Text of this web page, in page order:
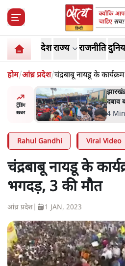
देशराज्य राजनीति
होम/आंध्र प्रदेश/चंद्रबाबू नायडू के
ट्रेंडिंग
ख़बर
अहमद
में बंद
दबाव
4 Min
Rahul Gandhi Viral Video
चंद्रबाबू नायडू के
भगदड़, 3 की मौत
आंध्र प्रदेश 1 JAN, 2023